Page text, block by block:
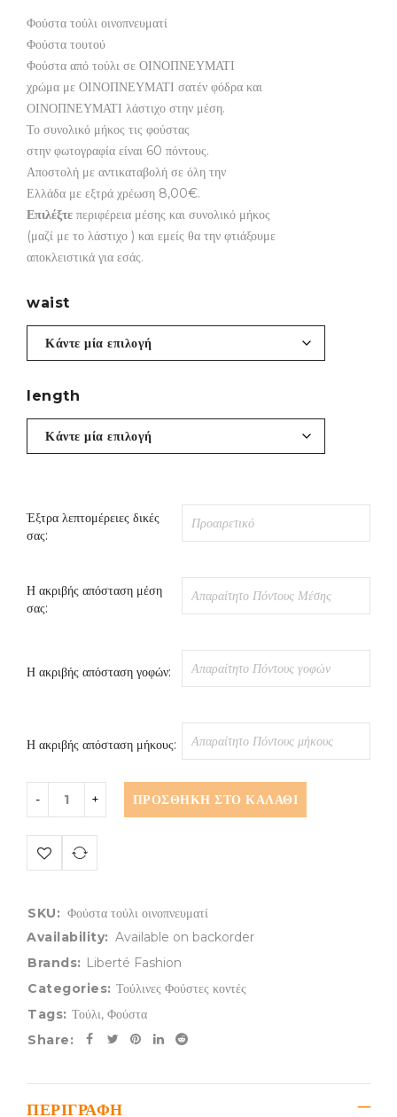
5 με βάση
βαθμολογία
πελάτη
Φούστα τούλι οινοπνευματί
Φούστα τουτού
Φούστα από τούλι σε ΟΙΝΟΠΝΕΥΜΑΤΙ
χρώμα με ΟΙΝΟΠΝΕΥΜΑΤΙ σατέν φόδρα και
ΟΙΝΟΠΝΕΥΜΑΤΙ λάστιχο στην μέση.
Το συνολικό μήκος τις φούστας
στην φωτογραφία είναι 60 πόντους.
Αποστολή με αντικαταβολή σε όλη την
Ελλάδα με εξτρά χρέωση 8,00€.
Επιλέξτε περιφέρεια μέσης και συνολικό μήκος
(μαζί με το λάστιχο ) και εμείς θα την φτιάξουμε
αποκλειστικά για εσάς.
waist
length
Έξτρα λεπτομέρειες δικές
σας:
Η ακριβής απόσταση μέση
σας:
Η ακριβής απόσταση γοφών:
Η ακριβής απόσταση μήκους:
ΠΡΟΣΘΉΚΗ ΣΤΟ ΚΑΛΆΘΙ
SKU: Φούστα τούλι οινοπνευματί
Availability: Available on backorder
Brands: Liberté Fashion
Categories: Τούλινες Φούστες κοντές
Tags: Τούλι, Φούστα
Share:
ΠΕΡΙΓΡΑΦΉ